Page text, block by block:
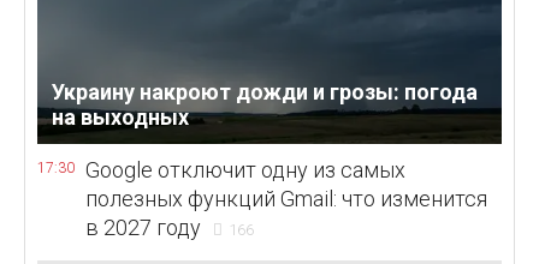
Украину накроют дожди и грозы: погода
на выходных
17:30
Google отключит одну из самых
полезных функций Gmail: что изменится
в 2027 году
166